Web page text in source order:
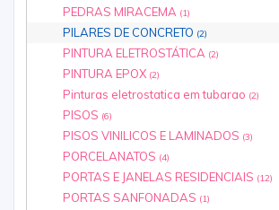
PEDRAS MIRACEMA (1)
PILARES DE CONCRETO (2)
PINTURA ELETROSTÁTICA (2)
PINTURA EPOX (2)
Pinturas eletrostatica em tubarao (2)
PISOS (6)
PISOS VINILICOS E LAMINADOS (3)
PORCELANATOS (4)
PORTAS E JANELAS RESIDENCIAIS (12)
PORTAS SANFONADAS (1)